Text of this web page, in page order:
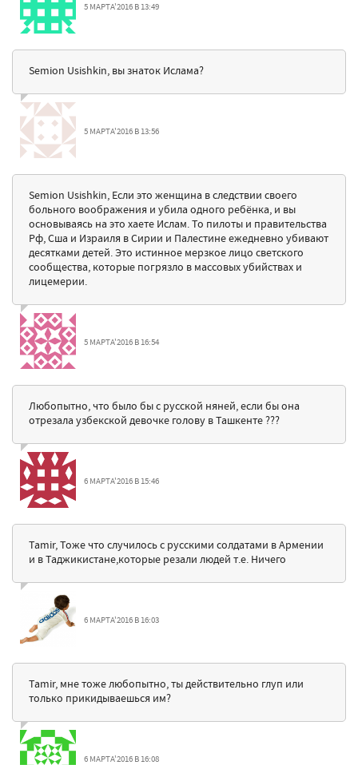
5 МАРТА'2016 В 13:49
Semion Usishkin, вы знаток Ислама?
5 МАРТА'2016 В 13:56
Semion Usishkin, Если это женщина в следствии своего
больного воображения и убила одного ребёнка, и вы
основываясь на это хаете Ислам. То пилоты и правительства
Рф, Сша и Израиля в Сирии и Палестине ежедневно убивают
десятками детей. Это истинное мерзкое лицо светского
сообщества, которые погрязло в массовых убийствах и
лицемерии.
5 МАРТА'2016 В 16:54
Любопытно, что было бы с русской няней, если бы она
отрезала узбекской девочке голову в Ташкенте ???
6 МАРТА'2016 В 15:46
Tamir, Тоже что случилось с русскими солдатами в Армении
и в Таджикистане,которые резали людей т.е. Ничего
6 МАРТА'2016 В 16:03
Tamir, мне тоже любопытно, ты действительно глуп или
только прикидываешься им?
6 МАРТА'2016 В 16:08